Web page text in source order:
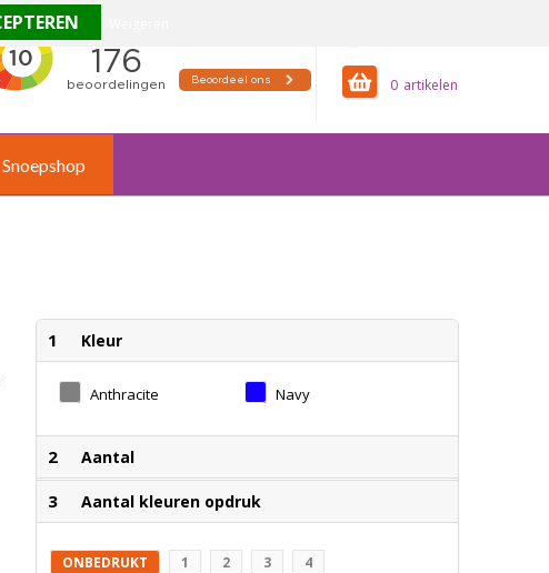
0
Snoepshop
1 Kleur
Anthracite Navy
2 Aantal
3 Aantal kleuren opdruk
ONBEDRUKT 1 2 3 4